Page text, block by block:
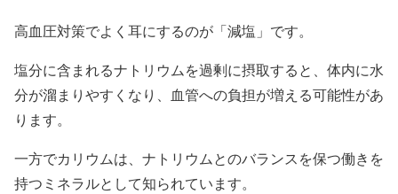
高血圧対策でよく耳にするのが「減塩」です。
塩分に含まれるナトリウムを過剰に摂取すると、体内に水
分が溜まりやすくなり、血管への負担が増える可能性があ
ります。
一方でカリウムは、ナトリウムとのバランスを保つ働きを
持つミネラルとして知られています。